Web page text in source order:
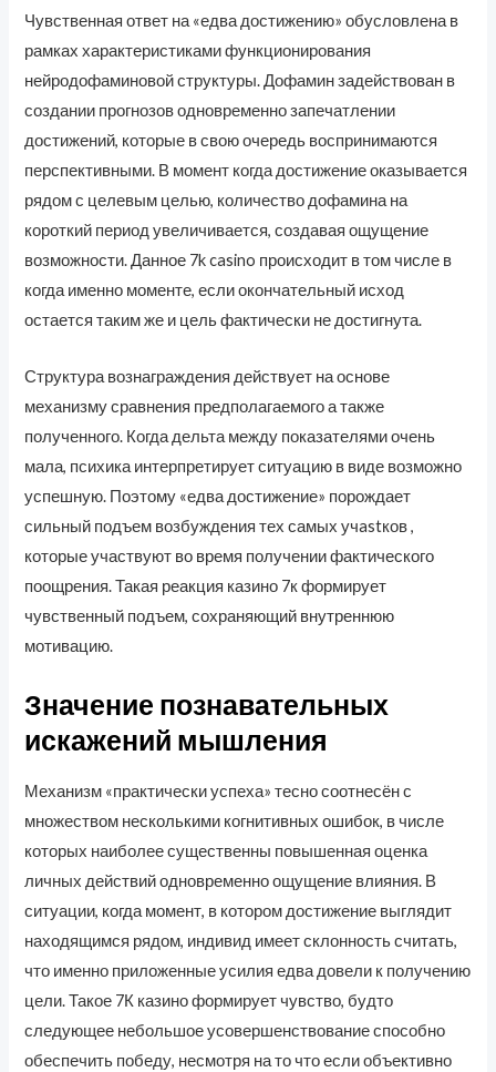
Чувственная ответ на «едва достижению» обусловлена в
рамках характеристиками функционирования
нейродофаминовой структуры. Дофамин задействован в
создании прогнозов одновременно запечатлении
достижений, которые в свою очередь воспринимаются
перспективными. В момент когда достижение оказывается
рядом с целевым целью, количество дофамина на
короткий период увеличивается, создавая ощущение
возможности. Данное 7k casino происходит в том числе в
когда именно моменте, если окончательный исход
остается таким же и цель фактически не достигнута.
Структура вознаграждения действует на основе
механизму сравнения предполагаемого а также
полученного. Когда дельта между показателями очень
мала, психика интерпретирует ситуацию в виде возможно
успешную. Поэтому «едва достижение» порождает
сильный подъем возбуждения тех самых учastков ,
которые участвуют во время получении фактического
поощрения. Такая реакция казино 7к формирует
чувственный подъем, сохраняющий внутреннюю
мотивацию.
Значение познавательных
искажений мышления
Механизм «практически успеха» тесно соотнесён с
множеством несколькими когнитивных ошибок, в числе
которых наиболее существенны повышенная оценка
личных действий одновременно ощущение влияния. В
ситуации, когда момент, в котором достижение выглядит
находящимся рядом, индивид имеет склонность считать,
что именно приложенные усилия едва довели к получению
цели. Такое 7К казино формирует чувство, будто
следующее небольшое усовершенствование способно
обеспечить победу, несмотря на то что если объективно